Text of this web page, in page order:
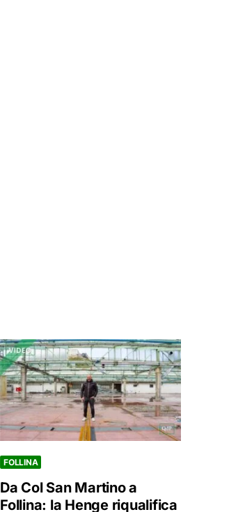
FOLLINA
Da Col San Martino a
Follina: la Henge riqualifica